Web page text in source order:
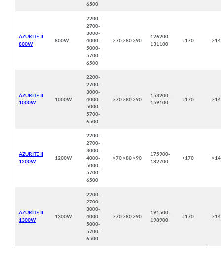
6500
AZURITE II
800W
800W
2200-
2700-
3000-
4000-
5000-
5700-
6500
>70 >80 >90
126200-
131100
>170
AZURITE II
1000W
1000W
2200-
2700-
3000-
4000-
5000-
5700-
6500
>70 >80 >90
153200-
159100
>170
AZURITE II
1200W
1200W
2200-
2700-
3000-
4000-
5000-
5700-
6500
>70 >80 >90
175900-
182700
>170
AZURITE II
1300W
1300W
2200-
2700-
3000-
4000-
5000-
5700-
6500
>70 >80 >90
191500-
198900
>170